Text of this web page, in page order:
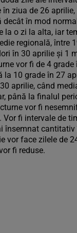
în ziua de 26
decât în mod
la o zi la alta, iar
regională, între
în 30 aprilie și 1
vor fi de 4 grade
la 10 grade în 27
aprilie, când
până la finalul
vor fi
Vor fi intervale de
însemnat cantitativ
vor face zilele de
fi reduse.